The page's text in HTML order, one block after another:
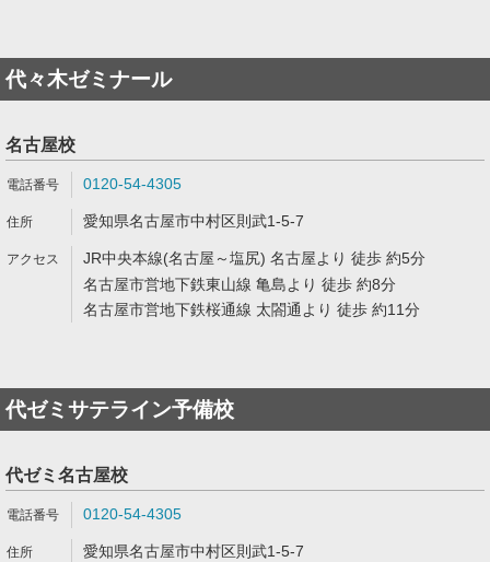
代々木ゼミナール
名古屋校
0120-54-4305
愛知県名古屋市中村区則武1-5-7
JR中央本線(名古屋～塩尻) 名古屋より 徒歩 約5分
名古屋市営地下鉄東山線 亀島より 徒歩 約8分
名古屋市営地下鉄桜通線 太閤通より 徒歩 約11分
代ゼミサテライン予備校
代ゼミ名古屋校
0120-54-4305
愛知県名古屋市中村区則武1-5-7